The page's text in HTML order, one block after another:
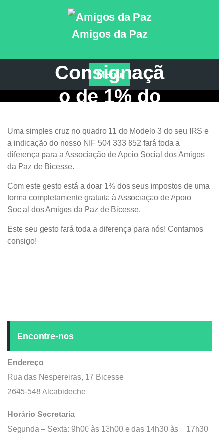
Amigos da Paz
Menu
Consignaçã
o de 1% do
Uma simples cruz no quadro 11 do Modelo 3 do seu IRS e
a indicação do nosso NIF 504 333 852 fará toda a
diferença para a Associação de Apoio Social dos Amigos
da Paz de Bicesse.
Com este gesto está a doar 1% dos seus impostos de uma
forma completamente gratuita à Associação de Apoio
Social dos Amigos da Paz de Bicesse.
Este seu gesto fará toda a diferença para nós! Contamos
consigo!
Encontre-nos
Endereço
Rua das Nespereiras, 17 Bicesse
2645-548 Alcabideche
Horário Secretaria
Segunda – Sexta: 9h00 às 13h00 e das 14h30 às 17h30